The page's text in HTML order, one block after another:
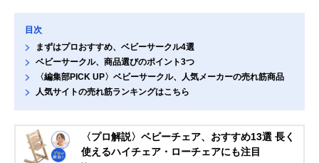
目次
まずはプロおすすめ、ベビーサークル4選
ベビーサークル、商品選びのポイント3つ
〈編集部PICK UP〉ベビーサークル、人気メーカーの売れ筋商品
人気サイトの売れ筋ランキングはこちら
〈プロ解説〉ベビーチェア、おすすめ13選 長く
使えるハイチェア・ローチェアにも注目